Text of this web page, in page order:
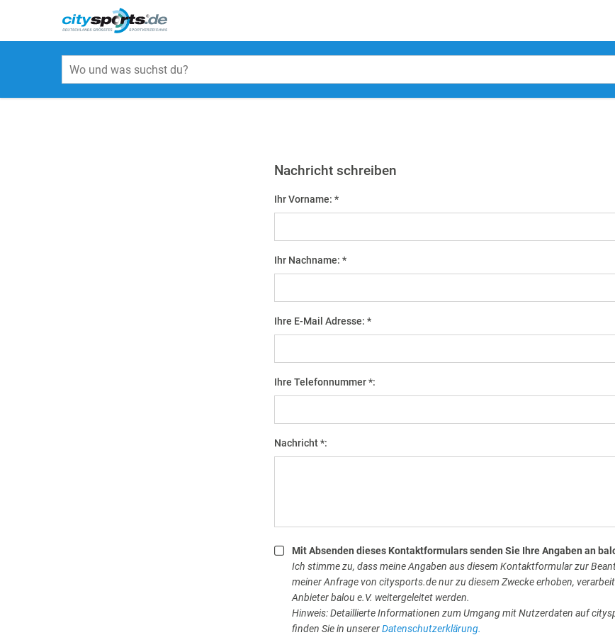
Nachricht schreiben
Ihr Vorname: *
Ihr Nachname: *
Ihre E-Mail Adresse: *
Ihre Telefonnummer *:
Nachricht *:
Mit Absenden dieses Kontaktformulars senden Sie Ihre Angaben an
Ich stimme zu, dass meine Angaben aus diesem Kontaktformular zur
meiner Anfrage von citysports.de nur zu diesem Zwecke erhoben,
Anbieter balou e.V. weitergeleitet werden.
Hinweis: Detaillierte Informationen zum Umgang mit Nutzerdaten auf
finden Sie in unsererDatenschutzerklärung.